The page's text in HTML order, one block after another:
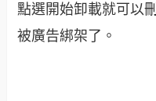
點選開始卸載就可以
被廣告綁架了。